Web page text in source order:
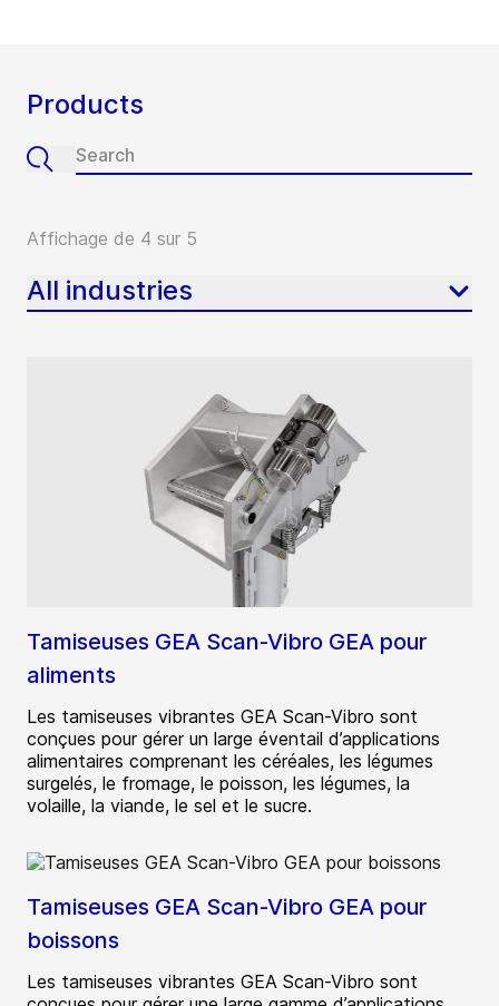
Products
Affichage de 4 sur 5
All industries
Tamiseuses GEA Scan-Vibro GEA pour
aliments
Les tamiseuses vibrantes GEA Scan-Vibro sont
conçues pour gérer un large éventail d’applications
alimentaires comprenant les céréales, les légumes
surgelés, le fromage, le poisson, les légumes, la
volaille, la viande, le sel et le sucre.
Tamiseuses GEA Scan-Vibro GEA pour
boissons
Les tamiseuses vibrantes GEA Scan-Vibro sont